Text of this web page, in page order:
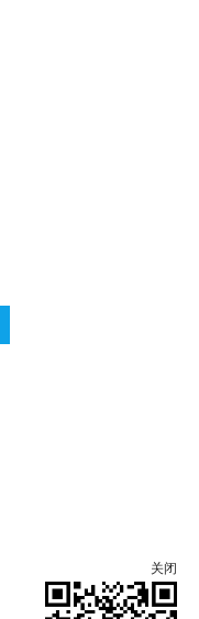
关闭